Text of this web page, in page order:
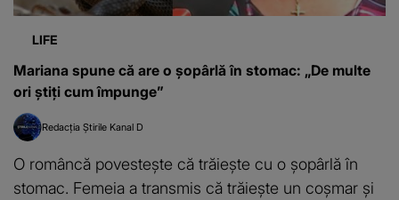
LIFE
Mariana spune că are o șopârlă în stomac: „De multe
ori ştiţi cum împunge”
Redacția Știrile Kanal D
O româncă povestește că trăiește cu o șopârlă în
stomac. Femeia a transmis că trăiește un coșmar și